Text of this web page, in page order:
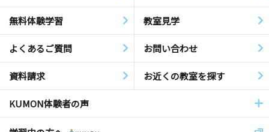
無料体験学習 教室見学
よくあるご質問 お問い合わせ
資料請求 お近くの教室を探す
KUMON体験者の声